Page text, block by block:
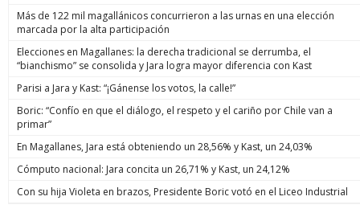
Más de 122 mil magallánicos concurrieron a las urnas en una elección
marcada por la alta participación
Elecciones en Magallanes: la derecha tradicional se derrumba, el
“bianchismo” se consolida y Jara logra mayor diferencia con Kast
Parisi a Jara y Kast: “¡Gánense los votos, la calle!”
Boric: “Confío en que el diálogo, el respeto y el cariño por Chile van a
primar”
En Magallanes, Jara está obteniendo un 28,56% y Kast, un 24,03%
Cómputo nacional: Jara concita un 26,71% y Kast, un 24,12%
Con su hija Violeta en brazos, Presidente Boric votó en el Liceo Industrial